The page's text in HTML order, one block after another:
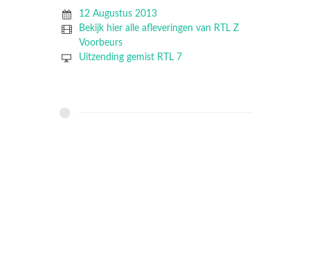
12 Augustus 2013
Bekijk hier alle afleveringen van RTL Z
Voorbeurs
Uitzending gemist RTL 7